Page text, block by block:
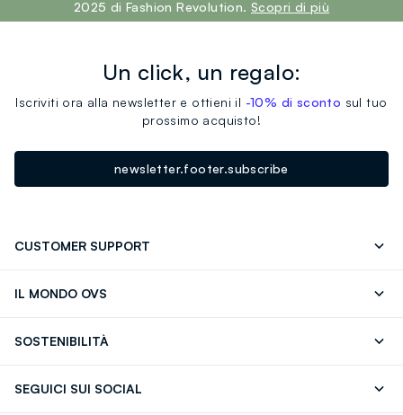
2025 di Fashion Revolution. Scopri di più
Un click, un regalo:
Iscriviti ora alla newsletter e ottieni il -10% di sconto sul tuo
prossimo acquisto!
newsletter.footer.subscribe
CUSTOMER SUPPORT
IL MONDO OVS
Giftcard
SOSTENIBILITÀ
SEGUICI SUI SOCIAL